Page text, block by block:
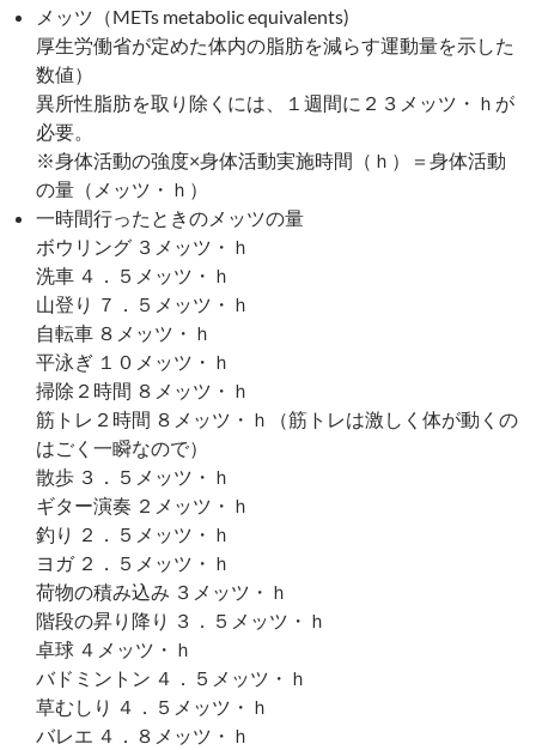
メッツ（METs metabolic equivalents)
厚生労働省が定めた体内の脂肪を減らす運動量を示した
数値）
異所性脂肪を取り除くには、１週間に２３メッツ・ｈが
必要。
※身体活動の強度×身体活動実施時間（ｈ）＝身体活動
の量（メッツ・ｈ）
一時間行ったときのメッツの量
ボウリング ３メッツ・ｈ
洗車 ４．５メッツ・ｈ
山登り ７．５メッツ・ｈ
自転車 ８メッツ・ｈ
平泳ぎ １０メッツ・ｈ
掃除２時間 ８メッツ・ｈ
筋トレ２時間 ８メッツ・ｈ（筋トレは激しく体が動くの
はごく一瞬なので）
散歩 ３．５メッツ・ｈ
ギター演奏 ２メッツ・ｈ
釣り ２．５メッツ・ｈ
ヨガ ２．５メッツ・ｈ
荷物の積み込み ３メッツ・ｈ
階段の昇り降り ３．５メッツ・ｈ
卓球 ４メッツ・ｈ
バドミントン ４．５メッツ・ｈ
草むしり ４．５メッツ・ｈ
バレエ ４．８メッツ・ｈ